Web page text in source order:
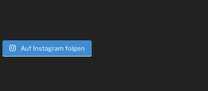
Auf Instagram folgen